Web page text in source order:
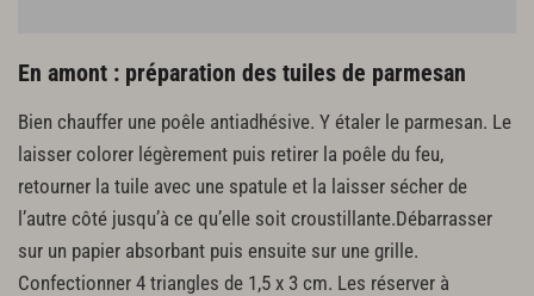
Les tuiles de parmesan
En amont : préparation des tuiles de parmesan
Bien chauffer une poêle antiadhésive. Y étaler le parmesan. Le
laisser colorer légèrement puis retirer la poêle du feu,
retourner la tuile avec une spatule et la laisser sécher de
l’autre côté jusqu’à ce qu’elle soit croustillante.Débarrasser
sur un papier absorbant puis ensuite sur une grille.
Confectionner 4 triangles de 1,5 x 3 cm. Les réserver à